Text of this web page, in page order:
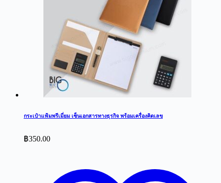
กระเป๋าแฟ้มพรีเมี่ยม เซ็นเอกสารทางธุรกิจ พร้อมเครื่องคิดเลข
฿350.00